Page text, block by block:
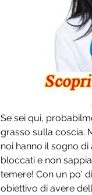
Se sei qui,
grasso sulla coscia.
noi hanno il sogno
bloccati e non
temere! Con un po'
obiettivo di avere